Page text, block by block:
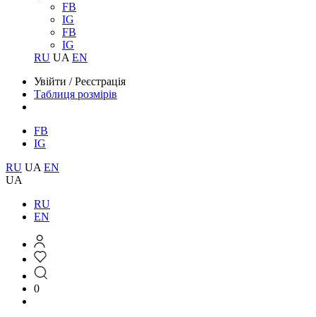
FB
IG
FB
IG
RU UA EN
Увійти /Реєстрація
Таблиця розмірів
FB
IG
RU UA EN
UA
RU
EN
0